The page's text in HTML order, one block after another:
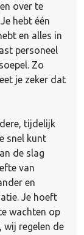
over te
hebt één
en alles in
personeel
Zo
je zeker dat
tijdelijk
snel kunt
de slag
van
en
Je hoeft
wachten op
wij regelen de